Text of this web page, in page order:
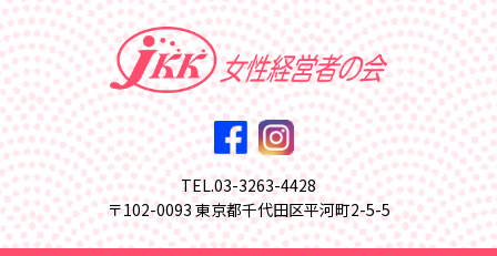
TEL.03-3263-4428
〒102-0093 東京都千代田区平河町2-5-5